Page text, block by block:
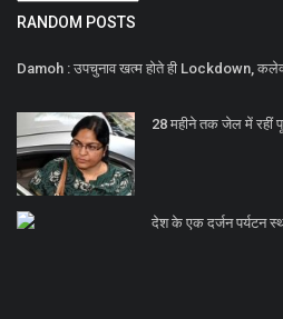
RANDOM POSTS
Damoh : उपचुनाव खत्म होते ही Lockdown,
28 महीने तक जेल में रहीं
देश के एक दर्जन पर्यटन